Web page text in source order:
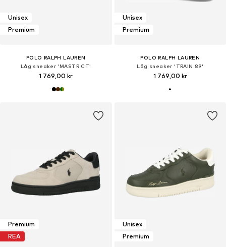
Unisex
Premium
POLO RALPH LAUREN
Låg sneaker 'MASTR CT'
1 769,00 kr
Unisex
Premium
POLO RALPH LAUREN
Låg sneaker 'TRAIN 89'
1 769,00 kr
Premium
REA
Unisex
Premium